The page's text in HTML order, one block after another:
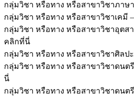
กลุ่มวิชา หรือทาง หรือสาขาวิชาภา
กลุ่มวิชา หรือทาง หรือสาขาวิชาเคมี
กลุ่มวิชา หรือทาง หรือสาขาวิชาอุตส
คลิกที่นี่
กลุ่มวิชา หรือทาง หรือสาขาวิชาศิล
กลุ่มวิชา หรือทาง หรือสาขาวิชาดน
นี่
กลุ่มวิชา หรือทาง หรือสาขาวิชาดน